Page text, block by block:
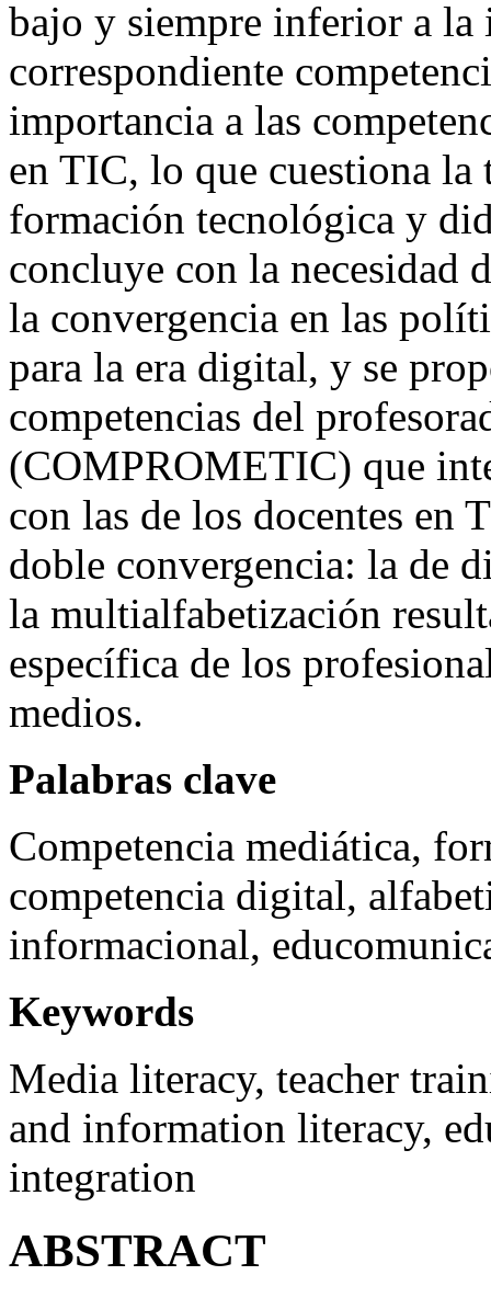
bajo y siempre inferior a la
correspondiente
importancia a las
en TIC, lo que cuestiona
formación tecnológica y
concluye con la necesidad
la convergencia en las
para la era digital, y se
competencias del
(COMPROMETIC) que
con las de los docentes en
doble convergencia: la de
la multialfabetización
específica de los
medios.
Palabras clave
Competencia mediática,
competencia digital,
informacional,
Keywords
Media literacy, teacher
and information literacy,
integration
ABSTRACT